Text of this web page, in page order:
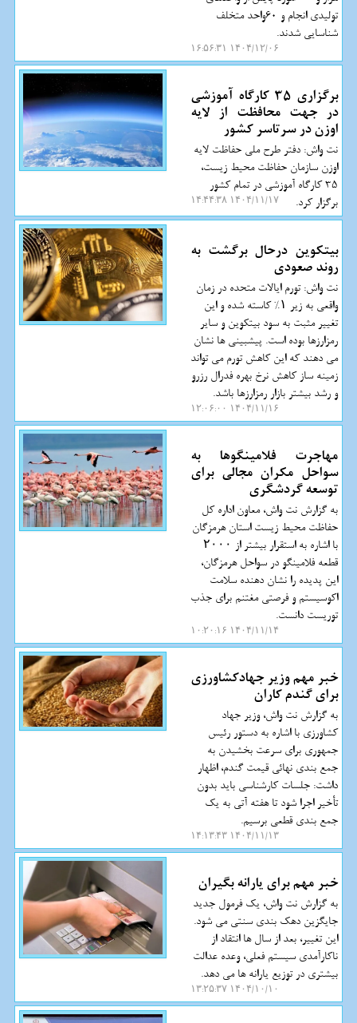
تولیدی انجام و 60واحد متخلف
شناسایی شدند.
۱۴۰۴/۱۲/۰۶ ۱۶:۵۶:۳۱
برگزاری 35 کارگاه آموزشی
در جهت محافظت از لایه
اوزن در سرتاسر کشور
نت واش: دفتر طرح ملی حفاظت لایه
اوزن سازمان حفاظت محیط زیست،
35 کارگاه آموزشی در تمام کشور
برگزار کرد.
۱۴۰۴/۱۱/۱۷ ۱۴:۴۴:۳۸
بیتکوین درحال برگشت به
روند صعودی
نت واش: تورم ایالات متحده در زمان
واقعی به زیر ۱% کاسته شده و این
تغییر مثبت به سود بیتکوین و سایر
رمزارزها بوده است. پیشبینی ها نشان
می دهند که این کاهش تورم می تواند
زمینه ساز کاهش نرخ بهره فدرال رزرو
و رشد بیشتر بازار رمزارزها باشد.
۱۴۰۴/۱۱/۱۶ ۱۲:۰۶:۰۰
مهاجرت فلامینگوها به
سواحل مکران مجالی برای
توسعه گردشگری
به گزارش نت واش، معاون اداره کل
حفاظت محیط زیست استان هرمزگان
با اشاره به استقرار بیشتر از ۲۰۰۰
قطعه فلامینگو در سواحل هرمزگان،
این پدیده را نشان دهنده سلامت
اکوسیستم و فرصتی مغتنم برای جذب
توریست دانست.
۱۴۰۴/۱۱/۱۴ ۱۰:۲۰:۱۶
خبر مهم وزیر جهادکشاورزی
برای گندم کاران
به گزارش نت واش، وزیر جهاد
کشاورزی با اشاره به دستور رئیس
جمهوری برای سرعت بخشیدن به
جمع بندی نهائی قیمت گندم، اظهار
داشت: جلسات کارشناسی باید بدون
تأخیر اجرا شود تا هفته آتی به یک
جمع بندی قطعی برسیم.
۱۴۰۴/۱۱/۱۳ ۱۴:۱۳:۴۳
خبر مهم برای یارانه بگیران
به گزارش نت واش، یک فرمول جدید
جایگزین دهک بندی سنتی می شود.
این تغییر، بعد از سال ها انتقاد از
ناکارآمدی سیستم فعلی، وعده عدالت
بیشتری در توزیع یارانه ها می دهد.
۱۴۰۴/۱۰/۱۰ ۱۳:۲۵:۳۷